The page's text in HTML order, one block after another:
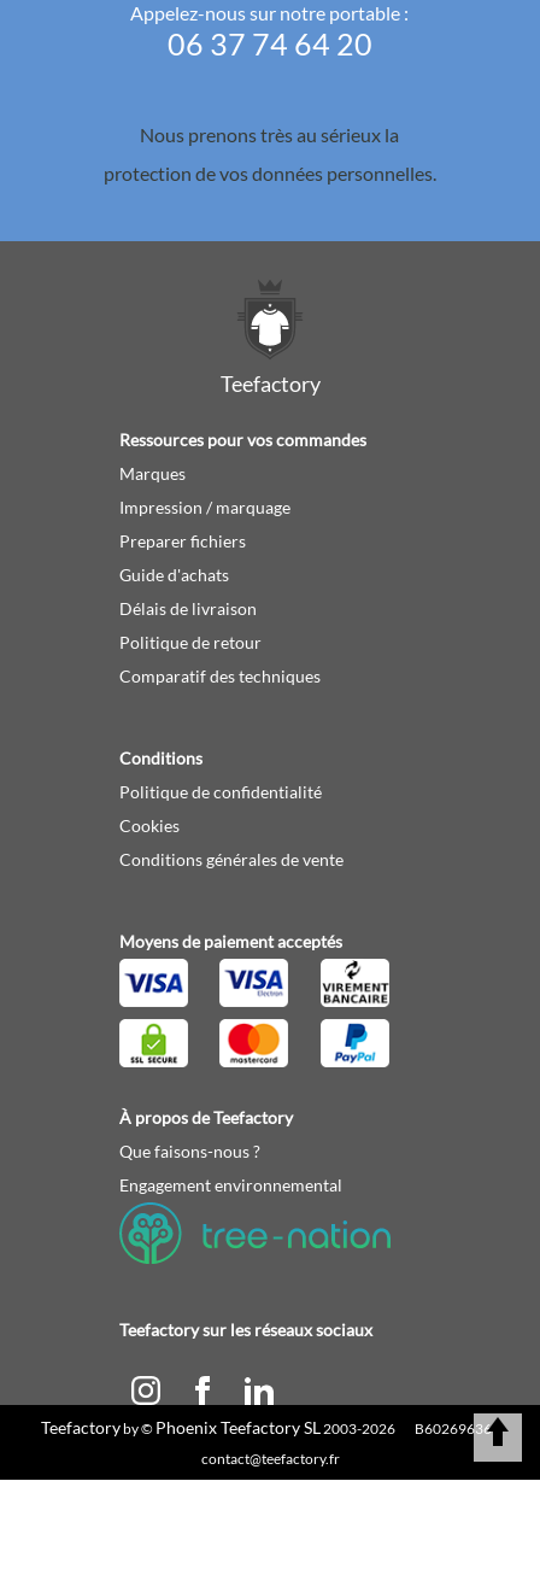
Calculez votre devis
Appelez-nous sur notre portable :
06 37 74 64 20
Nous prenons très au sérieux la
protection de vos données personnelles.
Teefactory
Ressources pour vos commandes
Marques
Impression / marquage
Preparer fichiers
Guide d'achats
Délais de livraison
Politique de retour
Comparatif des techniques
Conditions
Politique de confidentialité
Cookies
Conditions générales de vente
Moyens de paiement acceptés
À propos de Teefactory
Que faisons-nous ?
Engagement environnemental
Teefactory sur les réseaux sociaux
Teefactoryby © Phoenix Teefactory SL2003-2026 B60269636 |
contact@teefactory.fr